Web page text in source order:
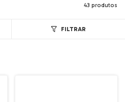
43 produtos
FILTRAR